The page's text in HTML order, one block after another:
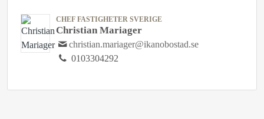
CHEF FASTIGHETER SVERIGE
Christian Mariager
christian.mariager@ikanobostad.se
0103304292